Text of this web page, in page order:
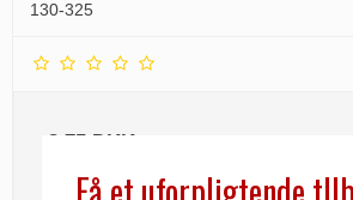
130-325
3,75 DKK
INFO